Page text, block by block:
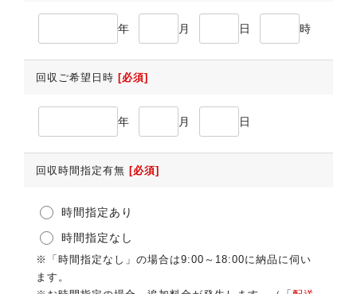
年 月 日 時
回収ご希望日時 [必須]
年 月 日
回収時間指定有無 [必須]
時間指定あり
時間指定なし
※「時間指定なし」の場合は9:00～18:00に納品に伺い
ます。